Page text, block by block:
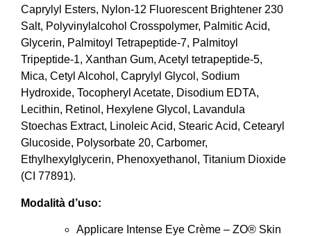
Caprylyl Esters, Nylon-12 Fluorescent Brightener 230
Salt, Polyvinylalcohol Crosspolymer, Palmitic Acid,
Glycerin, Palmitoyl Tetrapeptide-7, Palmitoyl
Tripeptide-1, Xanthan Gum, Acetyl tetrapeptide-5,
Mica, Cetyl Alcohol, Caprylyl Glycol, Sodium
Hydroxide, Tocopheryl Acetate, Disodium EDTA,
Lecithin, Retinol, Hexylene Glycol, Lavandula
Stoechas Extract, Linoleic Acid, Stearic Acid, Cetearyl
Glucoside, Polysorbate 20, Carbomer,
Ethylhexylglycerin, Phenoxyethanol, Titanium Dioxide
(CI 77891).
Modalità d’uso:
Applicare Intense Eye Crème – ZO® Skin